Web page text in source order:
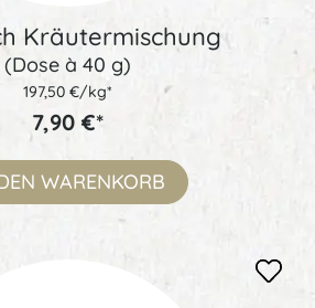
Kräutermischung
(Dose à 40 g)
197,50 €/kg*
7,90 €*
WARENKORB